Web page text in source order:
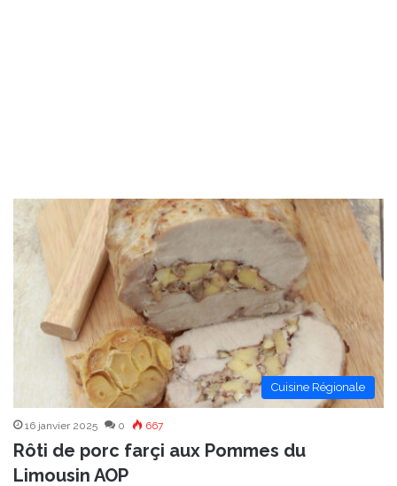
Cuisine Régionale
16 janvier 2025 0 667
Rôti de porc farçi aux Pommes du
Limousin AOP